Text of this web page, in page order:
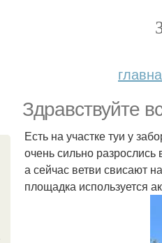
Здравствуйте
Есть на участке туи у
очень сильно
а сейчас ветви свисают
площадка используется